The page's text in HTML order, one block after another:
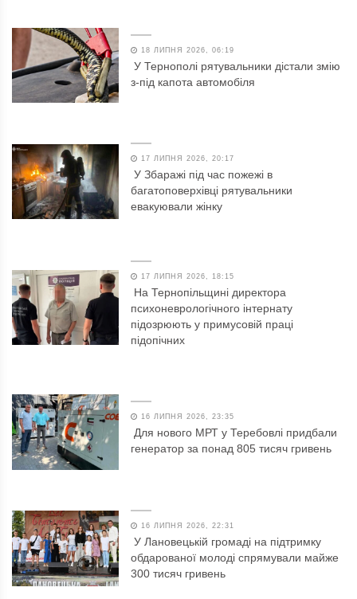
18 ЛИПНЯ 2026, 06:19
У Тернополі рятувальники дістали змію
з-під капота автомобіля
17 ЛИПНЯ 2026, 20:17
У Збаражі під час пожежі в
багатоповерхівці рятувальники
евакуювали жінку
17 ЛИПНЯ 2026, 18:15
На Тернопільщині директора
психоневрологічного інтернату
підозрюють у примусовій праці
підопічних
16 ЛИПНЯ 2026, 23:35
Для нового МРТ у Теребовлі придбали
генератор за понад 805 тисяч гривень
16 ЛИПНЯ 2026, 22:31
У Лановецькій громаді на підтримку
обдарованої молоді спрямували майже
300 тисяч гривень